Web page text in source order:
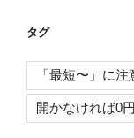
タグ
「最短〜」に注
開かなければ0